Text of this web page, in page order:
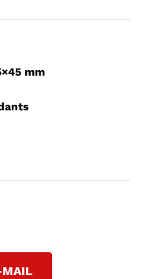
mm
MAIL